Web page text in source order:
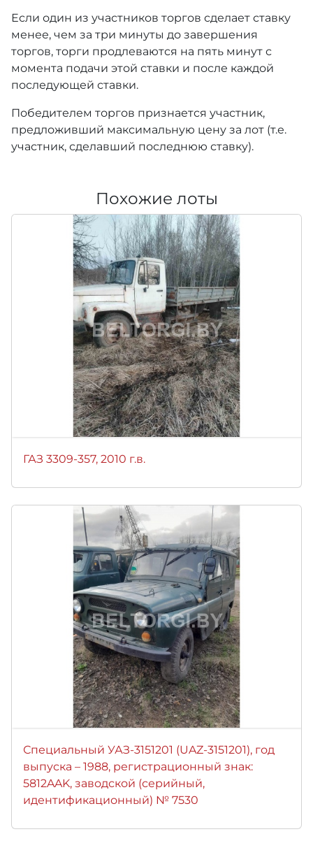
Если один из участников торгов сделает ставку
менее, чем за три минуты до завершения
торгов, торги продлеваются на пять минут с
момента подачи этой ставки и после каждой
последующей ставки.
Победителем торгов признается участник,
предложивший максимальную цену за лот (т.е.
участник, сделавший последнюю ставку).
Похожие лоты
ГАЗ 3309-357, 2010 г.в.
Специальный УАЗ-3151201 (UAZ-3151201), год
выпуска – 1988, регистрационный знак:
5812AAK, заводской (серийный,
идентификационный) № 7530